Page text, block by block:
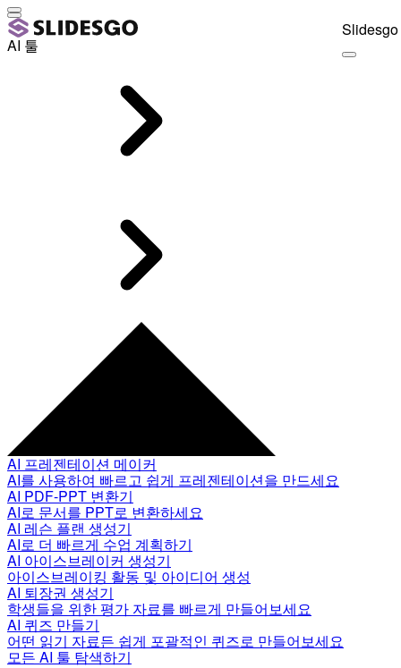
AI 툴
AI 프레젠테이션 메이커
AI를 사용하여 빠르고 쉽게 프레젠테이션을 만드세요
AI PDF-PPT 변환기
AI로 문서를 PPT로 변환하세요
AI 레슨 플랜 생성기
AI로 더 빠르게 수업 계획하기
AI 아이스브레이커 생성기
아이스브레이킹 활동 및 아이디어 생성
AI 퇴장권 생성기
학생들을 위한 평가 자료를 빠르게 만들어보세요
AI 퀴즈 만들기
어떤 읽기 자료든 쉽게 포괄적인 퀴즈로 만들어보세요
모든 AI 툴 탐색하기